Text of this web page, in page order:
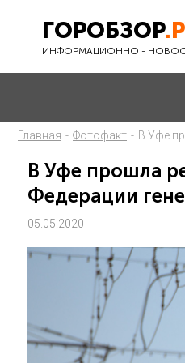
ГОРОБЗОР
ИНФОРМАЦИОННО -
Главная - Фотофакт - В Уфе
В Уфе прошла
Федерации
05.05.2020